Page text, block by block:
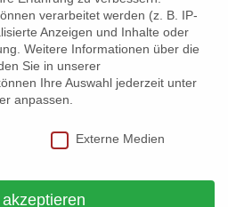
von Bündnis C – Christen für
Liebe Mitglieder von Bündnis C
lädt Sie der Landesvorstand zum
findet statt am
des Vorstandes
verarbeitet werden (z. B. IP-
Anzeigen und Inhalte oder
Weitere Informationen über die
Sie in unserer
Ihre Auswahl jederzeit unter
anpassen.
Externe Medien